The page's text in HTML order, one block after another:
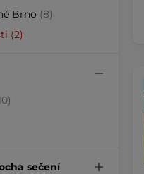
Brno (8)
(2)
sečení